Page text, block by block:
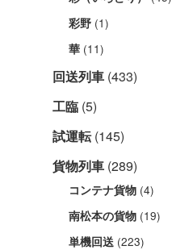
彩野 (1)
華 (11)
回送列車 (433)
工臨 (5)
試運転(145)
貨物列車 (289)
コンテナ貨物 (4)
南松本の貨物 (19)
単機回送 (223)